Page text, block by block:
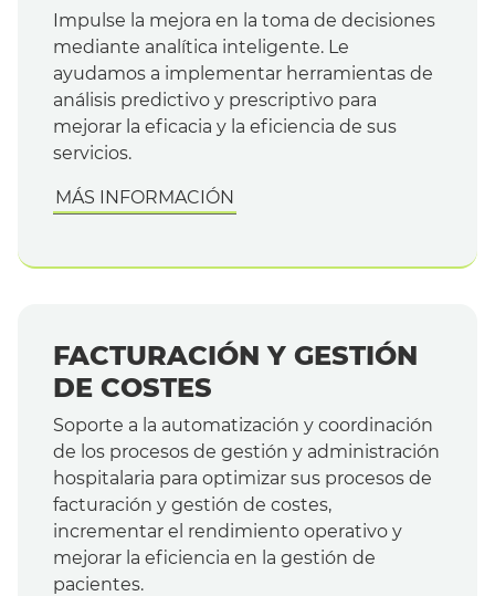
Impulse la mejora en la toma de decisiones
mediante analítica inteligente. Le
ayudamos a implementar herramientas de
análisis predictivo y prescriptivo para
mejorar la eficacia y la eficiencia de sus
servicios.
MÁS INFORMACIÓN
FACTURACIÓN Y GESTIÓN
DE COSTES
Soporte a la automatización y coordinación
de los procesos de gestión y administración
hospitalaria para optimizar sus procesos de
facturación y gestión de costes,
incrementar el rendimiento operativo y
mejorar la eficiencia en la gestión de
pacientes.